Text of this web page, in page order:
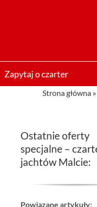
Zapytaj o czarter
Strona główna »
Ostatnie oferty
specjalne –
jachtów Malcie:
Powiązane artykuły: